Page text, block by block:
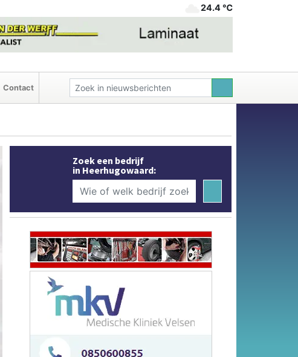
24.4 ℃
Contact
Zoek een bedrijf
in Heerhugowaard: